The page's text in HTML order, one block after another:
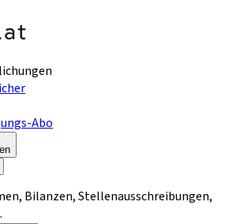
Abo
Bilanzen, Stellenausschreibungen,